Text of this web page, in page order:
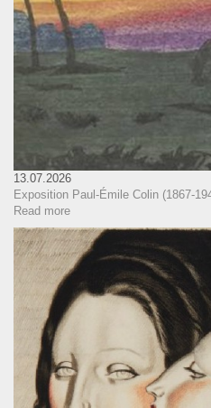
13.07.2026
Exposition Paul-Émile Colin (1867-
Read more